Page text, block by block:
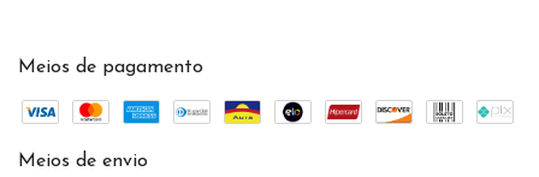
Meios de pagamento
Meios de envio